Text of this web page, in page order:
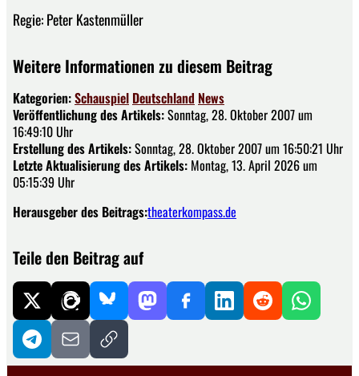
Regie: Peter Kastenmüller
Weitere Informationen zu diesem Beitrag
Kategorien:Schauspiel Deutschland News
Veröffentlichung des Artikels:Sonntag, 28. Oktober 2007 um
16:49:10 Uhr
Erstellung des Artikels:Sonntag, 28. Oktober 2007 um 16:50:21 Uhr
Letzte Aktualisierung des Artikels: Montag, 13. April 2026 um
05:15:39 Uhr
Herausgeber des Beitrags:theaterkompass.de
Teile den Beitrag auf